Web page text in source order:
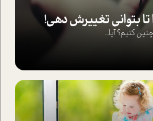
تا بتواني تغييرش دهي!‏
کنيم؟ آيا...